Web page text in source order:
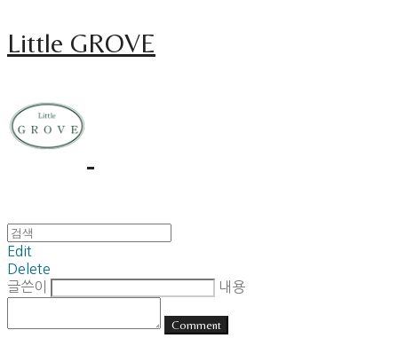
Little GROVE
Edit
Delete
글쓴이
내용
Comment